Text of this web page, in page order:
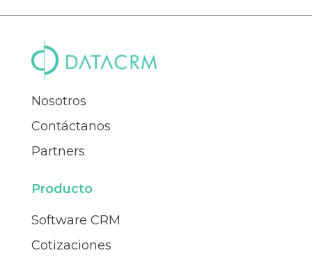
Nosotros
Contáctanos
Partners
Producto
Software CRM
Cotizaciones